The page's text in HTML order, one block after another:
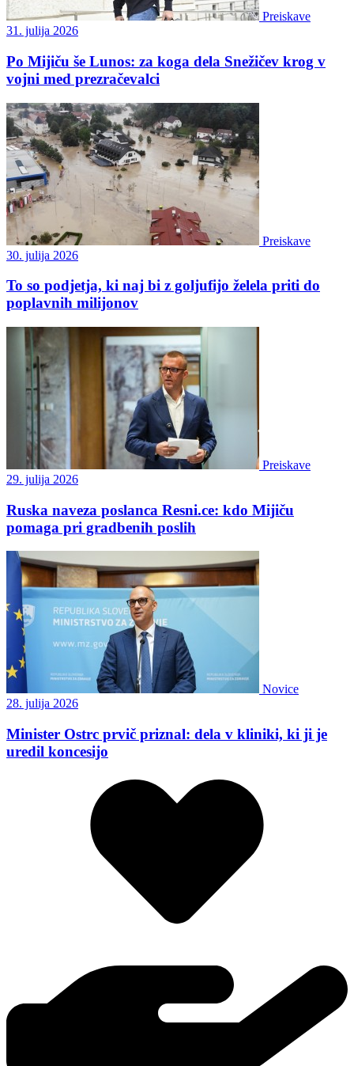
Preiskave
31. julija 2026
Po Mijiču še Lunos: za koga dela Snežičev krog v
vojni med prezračevalci
Preiskave
30. julija 2026
To so podjetja, ki naj bi z goljufijo želela priti do
poplavnih milijonov
Preiskave
29. julija 2026
Ruska naveza poslanca Resni.ce: kdo Mijiču
pomaga pri gradbenih poslih
Novice
28. julija 2026
Minister Ostrc prvič priznal: dela v kliniki, ki ji je
uredil koncesijo